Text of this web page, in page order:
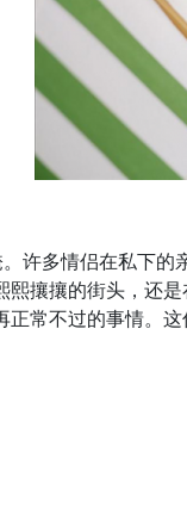
许多情侣在私下
攘攘的街头，还
常不过的事情。